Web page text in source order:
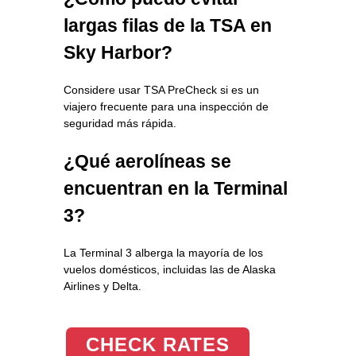
largas filas de la TSA en
Sky Harbor?
Considere usar TSA PreCheck si es un
viajero frecuente para una inspección de
seguridad más rápida.
¿Qué aerolíneas se
encuentran en la Terminal
3?
La Terminal 3 alberga la mayoría de los
vuelos domésticos, incluidas las de Alaska
Airlines y Delta.
CHECK RATES